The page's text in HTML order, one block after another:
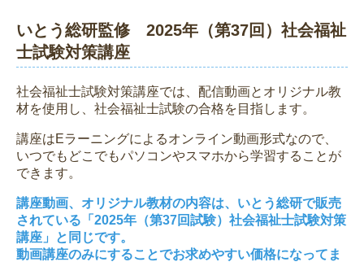
いとう総研監修 2025年（第37回）社会福祉
士試験対策講座
社会福祉士試験対策講座では、配信動画とオリジナル教
材を使用し、社会福祉士試験の合格を目指します。
講座はEラーニングによるオンライン動画形式なので、
いつでもどこでもパソコンやスマホから学習することが
できます。
講座動画、オリジナル教材の内容は、いとう総研で販売
されている「2025年（第37回試験）社会福祉士試験対策
講座」と同じです。
動画講座のみにすることでお求めやすい価格になってま